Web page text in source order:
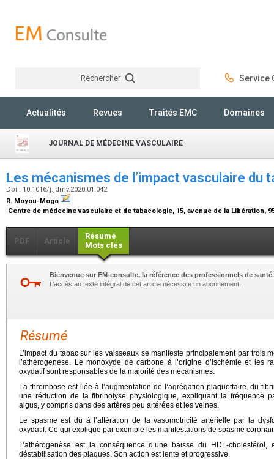
Rechercher Service
Actualités Revues Traités EMC Domaines
JOURNAL DE MÉDECINE VASCULAIRE
Les mécanismes de l’impact vasculaire du
Doi : 10.1016/j.jdmv.2020.01.042
R. Moyou-Mogo
Centre de médecine vasculaire et de tabacologie, 15, avenue de la Libération,
PDF Article
Résumé
Mots clés
Bienvenue sur EM-consulte, la référence des professionnels de santé.
L’accès au texte intégral de cet article nécessite un abonnement.
Résumé
L’impact du tabac sur les vaisseaux se manifeste principalement par trois
l’athérogenèse. Le monoxyde de carbone à l’origine d’ischémie et les
oxydatif sont responsables de la majorité des mécanismes.
La thrombose est liée à l’augmentation de l’agrégation plaquettaire, du
une réduction de la fibrinolyse physiologique, expliquant la fréquence
aigus, y compris dans des artères peu altérées et les veines.
Le spasme est dû à l’altération de la vasomotricité artérielle par la
oxydatif. Ce qui explique par exemple les manifestations de spasme
L’athérogenèse est la conséquence d’une baisse du HDL-
déstabilisation des plaques. Son action est lente et progressive.